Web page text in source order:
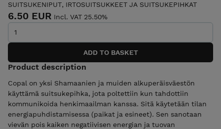
SUITSUKENIPUT, IRTOSUITSUKKEET JA SUITSUKEPIHKAT
6.50 EUR Incl. VAT 25.50%
Product description
Copal on yksi Shamaanien ja muiden alkuperäisväestön
käyttämä suitsukepihka, jota poltettiin kun tahdottiin
kommunikoida henkimaailman kanssa. Sitä käytetään tilan
energiapuhdistamisessa (paikat ja esineet). Sen sanotaan
vievän pois kaiken negatiivisen energian ja tuovan